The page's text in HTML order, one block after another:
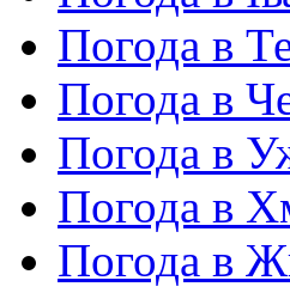
Погода в
Погода в
Погода в
Погода в
Погода в